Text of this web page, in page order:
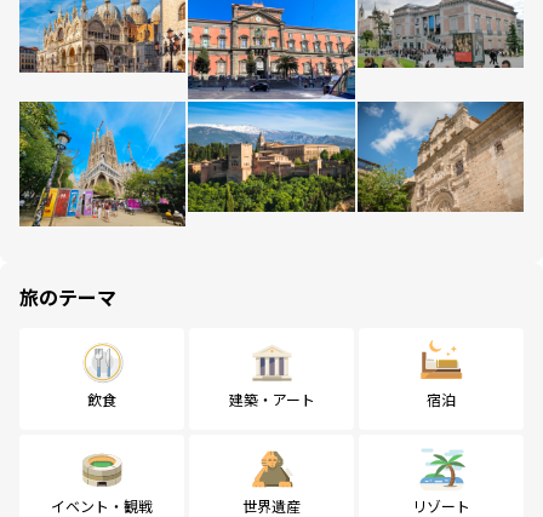
旅のテーマ
飲食 建築・アート 宿泊
イベント・観戦 世界遺産 リゾート